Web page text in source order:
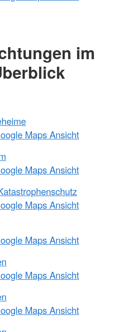
im
Maps Ansicht
Maps Ansicht
Maps Ansicht
Maps Ansicht
Maps Ansicht
Maps Ansicht